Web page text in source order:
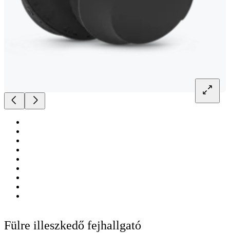
Fülre illeszkedő fejhallgató